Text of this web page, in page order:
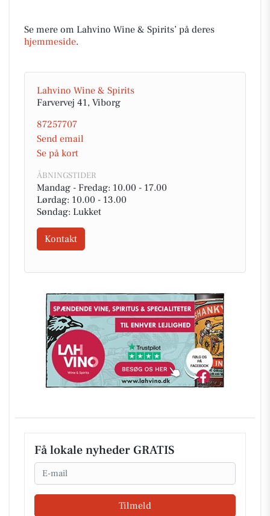
Se mere om Lahvino Wine & Spirits’ på deres
hjemmeside.
Lahvino Wine & Spirits
Farvervej 41, Viborg
87257707
Send email
Se på kort
ÅBNINGSTIDER
Mandag - Fredag: 10.00 - 17.00
Lørdag: 10.00 - 13.00
Søndag: Lukket
Kontakt
Få lokale nyheder GRATIS
Email
Tilmeld